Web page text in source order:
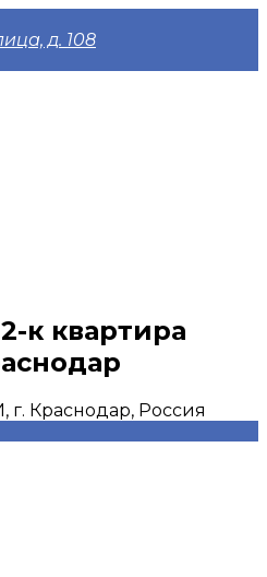
д. 108
к квартира
г. Краснодар, Россия